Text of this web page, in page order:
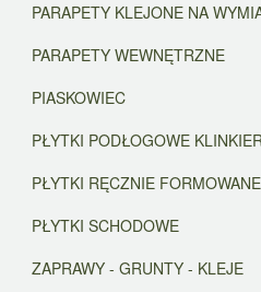
PARAPETY KLEJONE NA
PARAPETY WEWNĘTRZNE
PIASKOWIEC
PŁYTKI PODŁOGOWE
PŁYTKI RĘCZNIE FORMOWANE
PŁYTKI SCHODOWE
ZAPRAWY - GRUNTY - KLEJE